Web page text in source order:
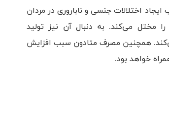
اختلالات جنسی و ناباروری در مردان
مختل می‌کند. به دنبال آن نیز تولید
همچنین مصرف متادون سبب افزایش
خواهد بود.